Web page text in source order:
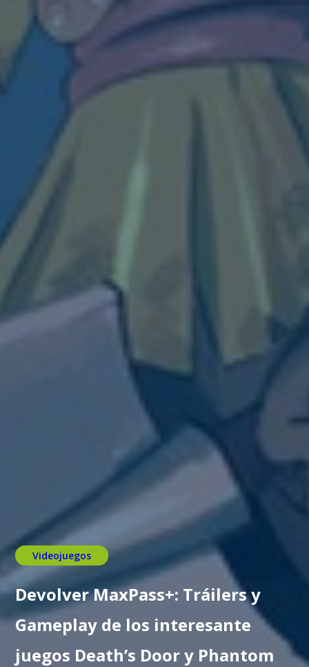
Videojuegos
Devolver MaxPass+: Tráilers y
Gameplay de los interesante
juegos Death’s Door y Phantom